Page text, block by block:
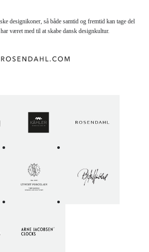
designikoner, så både samtid og fremtid kan tage del
været med til at skabe dansk designkultur.